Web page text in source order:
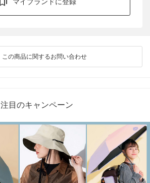
この商品に関するお問い合わせ
注目のキャンペーン